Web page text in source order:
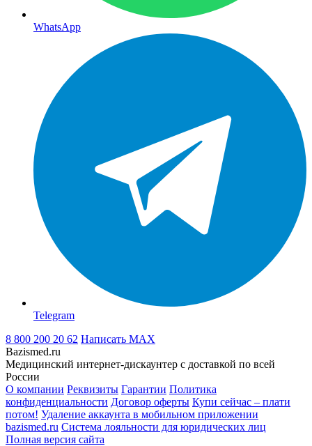
WhatsApp
Telegram
8 800 200 20 62 Написать MAX
Bazismed.ru
Медицинский интернет-дискаунтер с доставкой по всей
России
О компании Реквизиты Гарантии Политика
конфиденциальности Договор оферты Купи сейчас – плати
потом! Удаление аккаунта в мобильном приложении
bazismed.ru Система лояльности для юридических лиц
Полная версия сайта